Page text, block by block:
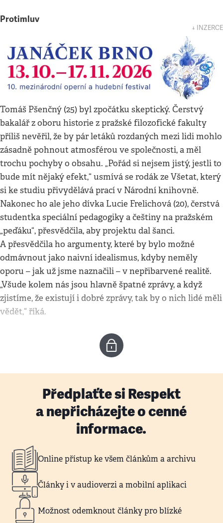
Protimluv
↓ INZERCE
Tomáš Pšenčný (25) byl zpočátku skeptický. Čerstvý
bakalář z oboru historie z pražské filozofické fakulty
příliš nevěřil, že by pár letáků rozdaných mezi lidi mohlo
zásadně pohnout atmosférou ve společnosti, a měl
trochu pochyby o obsahu. „Pořád si nejsem jistý, jestli to
bude mít nějaký efekt,“ usmívá se rodák ze Všetat, který
si ke studiu přivydělává prací v Národní knihovně.
Nakonec ho ale jeho dívka Lucie Frelichová (20), čerstvá
studentka speciální pedagogiky a češtiny na pražském
„peďáku“, přesvědčila, aby projektu dal šanci.
A přesvědčila ho argumenty, které by bylo možné
odmávnout jako naivní idealismus, kdyby neměly
oporu – jak už jsme naznačili – v nepřibarvené realitě.
„Všude kolem nás jsou hlavně špatné zprávy, a když
zjistíme, že existují i dobré zprávy, tak by o nich lidé měli
vědět,“ říká.
Předplaťte si Respekt
a nepřicházejte o cenné
informace.
Online přístup ke všem článkům a archivu
Články i v audioverzi a mobilní aplikaci
Možnost odemknout články pro blízké